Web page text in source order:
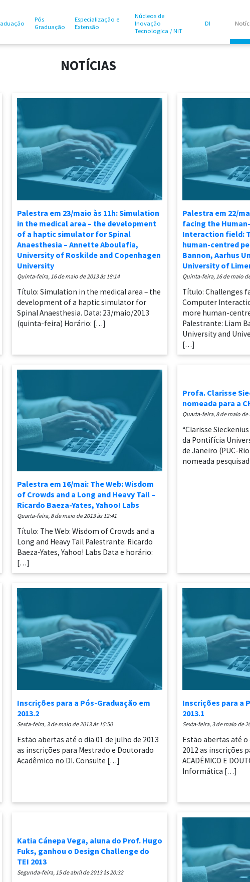
Pós
Graduação
Especialização e
Extensão
Núcleos de
Inovação
Tecnologica / NIT
DI
NOTÍCIAS
Palestra em 23/maio às 11h: Simulation
in the medical area – the development
of a haptic simulator for Spinal
Anaesthesia – Annette Aboulafia,
University of Roskilde and Copenhagen
University
quinta-feira, 16 de maio de 2013 às 18:14
Título: Simulation in the medical area – the
development of a haptic simulator for
Spinal Anaesthesia. Data: 23/maio/2013
(quinta-feira) Horário: […]
Palestra em 22/
facing the
Interaction field:
human-centred
Bannon, Aarhus
University of
quinta-feira, 16 de maio
Título: Challenges
Computer
more human-
Palestrante: Liam
University and
[…]
Palestra em 16/mai: The Web: Wisdom
of Crowds and a Long and Heavy Tail –
Ricardo Baeza-Yates, Yahoo! Labs
quarta-feira, 8 de maio de 2013 às 12:41
Título: The Web: Wisdom of Crowds and a
Long and Heavy Tail Palestrante: Ricardo
Baeza-Yates, Yahoo! Labs Data e horário:
[…]
Profa. Clarisse
nomeada para a
quarta-feira, 8 de maio de
“Clarisse
da Pontifícia
de Janeiro (PUC-
nomeada
Inscrições para a Pós-Graduação em
2013.2
sexta-feira, 3 de maio de 2013 às 15:50
Estão abertas até o dia 01 de julho de 2013
as inscrições para Mestrado e Doutorado
Acadêmico no DI. Consulte […]
Inscrições para a
2013.1
sexta-feira, 3 de maio de
Estão abertas até o
2012 as inscrições
ACADÊMICO E
Informática […]
Katia Cánepa Vega, aluna do Prof. Hugo
Fuks, ganhou o Design Challenge do
TEI 2013
segunda-feira, 15 de abril de 2013 às 20:32